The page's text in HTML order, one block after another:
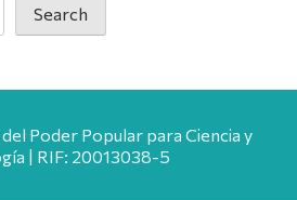
Search
Poder Popular para Ciencia y
| RIF: 20013038-5